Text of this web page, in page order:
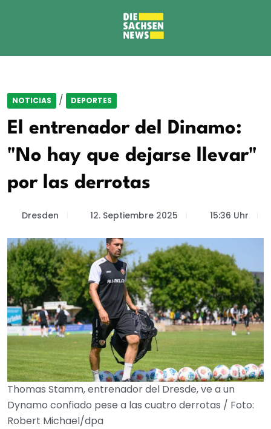
NOTICIAS / DEPORTES
El entrenador del Dinamo:
"No hay que dejarse llevar"
por las derrotas
Dresden 12. Septiembre 2025 15:36 Uhr
Thomas Stamm, entrenador del Dresde, ve a un
Dynamo confiado pese a las cuatro derrotas / Foto:
Robert Michael/dpa